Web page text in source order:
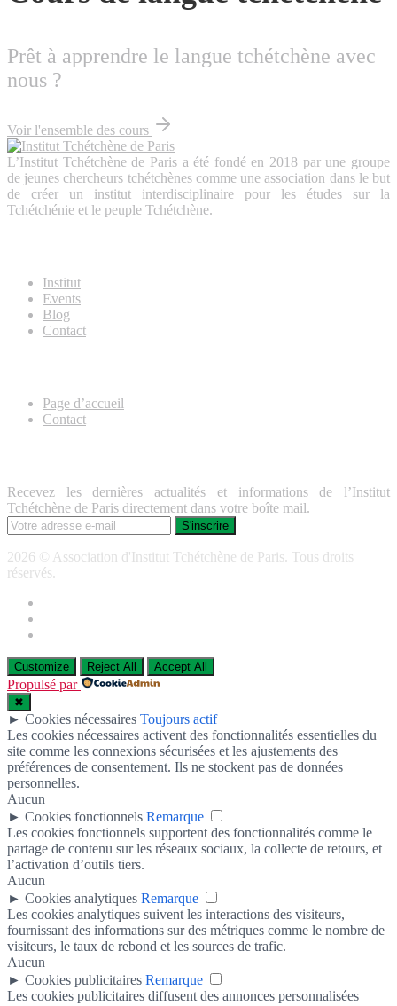
Prêt à apprendre le langue tchétchène avec
nous ?
Voir l'ensemble des cours
L’Institut Tchétchène de Paris a été fondé en 2018 par une groupe
de jeunes chercheurs tchétchènes comme une association dans le but
de créer un institut interdisciplinaire pour les études sur la
Tchétchénie et le peuple Tchétchène.
Institut
Events
Blog
Contact
Page d’accueil
Contact
Recevez les dernières actualités et informations de l’Institut
Tchétchène de Paris directement dans votre boîte mail.
2026 © Association d'Institut Tchétchène de Paris. Tous droits
réservés.
Customize Reject All Accept All
Propulsé par
✖
► Cookies nécessaires Toujours actif
Les cookies nécessaires activent des fonctionnalités essentielles du
site comme les connexions sécurisées et les ajustements des
préférences de consentement. Ils ne stockent pas de données
personnelles.
Aucun
► Cookies fonctionnels Remarque
Les cookies fonctionnels supportent des fonctionnalités comme le
partage de contenu sur les réseaux sociaux, la collecte de retours, et
l’activation d’outils tiers.
Aucun
► Cookies analytiques Remarque
Les cookies analytiques suivent les interactions des visiteurs,
fournissant des informations sur des métriques comme le nombre de
visiteurs, le taux de rebond et les sources de trafic.
Aucun
► Cookies publicitaires Remarque
Les cookies publicitaires diffusent des annonces personnalisées